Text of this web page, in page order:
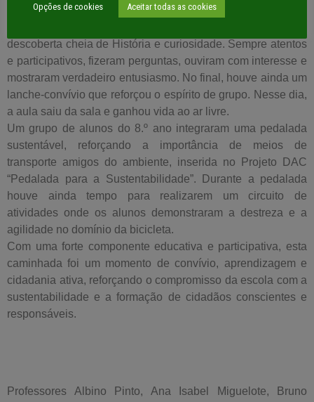
Românico. A atividade foi orientada pelo Centro de
descoberta cheia de História e curiosidade. Sempre atentos
e participativos, fizeram perguntas, ouviram com interesse e
mostraram verdadeiro entusiasmo. No final, houve ainda um
lanche-convívio que reforçou o espírito de grupo. Nesse dia,
a aula saiu da sala e ganhou vida ao ar livre.
Um grupo de alunos do 8.º ano integraram uma pedalada
sustentável, reforçando a importância de meios de
transporte amigos do ambiente, inserida no Projeto DAC
“Pedalada para a Sustentabilidade”. Durante a pedalada
houve ainda tempo para realizarem um circuito de
atividades onde os alunos demonstraram a destreza e a
agilidade no domínio da bicicleta.
Com uma forte componente educativa e participativa, esta
caminhada foi um momento de convívio, aprendizagem e
cidadania ativa, reforçando o compromisso da escola com a
sustentabilidade e a formação de cidadãos conscientes e
responsáveis.
Professores Albino Pinto, Ana Isabel Miguelote, Bruno
Opções de cookies Aceitar todas as cookies